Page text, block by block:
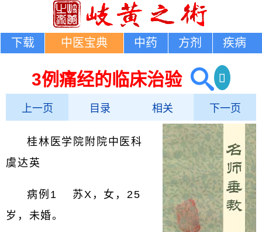
下载 中医宝典 中药 方剂 疾病
3例痛经的临床治验
上一页 目录 相关 下一页
桂林医学院附院中医科
虞达英
病例1 苏X，女，25
岁，未婚。